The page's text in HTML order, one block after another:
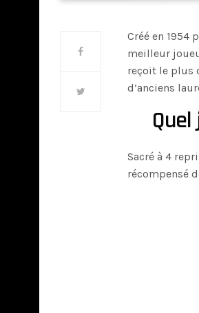
Créé en 1954
meilleur
reçoit le plus
d’anciens
Sacré à 4
récompensé